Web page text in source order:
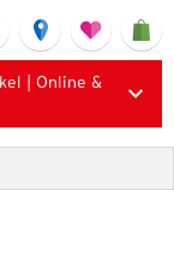
| Online &